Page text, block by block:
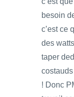
besoin
c’est ce
des
taper
! Donc